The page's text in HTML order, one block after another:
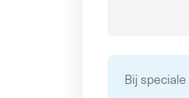
Bij